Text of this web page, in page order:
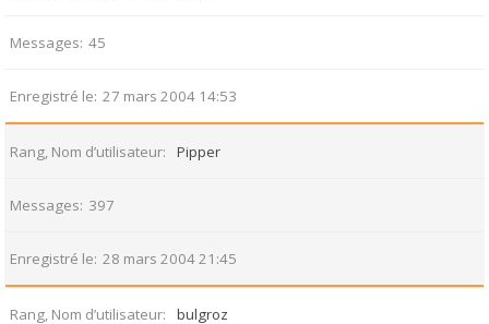
Messages 45
Enregistré le 27 mars 2004 14:53
Rang, Nom d’utilisateur Pipper
Messages 397
Enregistré le 28 mars 2004 21:45
Rang, Nom d’utilisateur bulgroz